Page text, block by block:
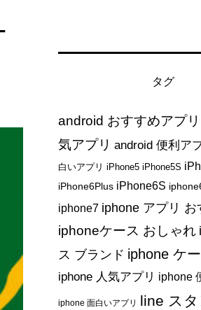
タグ
android おすすめアプリ
気アプリ android 便利ア
白いアプリ iPhone5 iPhone5S
iPhone6Plus iPhone6S
iphone7 iphone アプリ お
iphoneケース おしゃれ
ス ブランド iphone ケ
iphone 人気アプリ iphone
iphone 面白いアプリ line ス